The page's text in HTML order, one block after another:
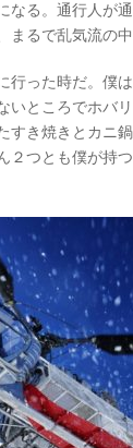
なる。通行人が
るで乱気流の
行った時だ。僕
いところでホバ
すき焼きとカニ
２つとも僕が持